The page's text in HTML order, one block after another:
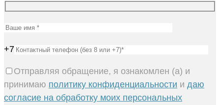
+7
Отправляя обращение, я ознакомлен (а) и
принимаю политику конфиденциальности и даю
согласие на обработку моих персональных